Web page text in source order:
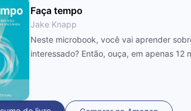
Faça tempo
Jake Knapp
Neste microbook, você vai aprender
interessado? Então, ouça, em apenas